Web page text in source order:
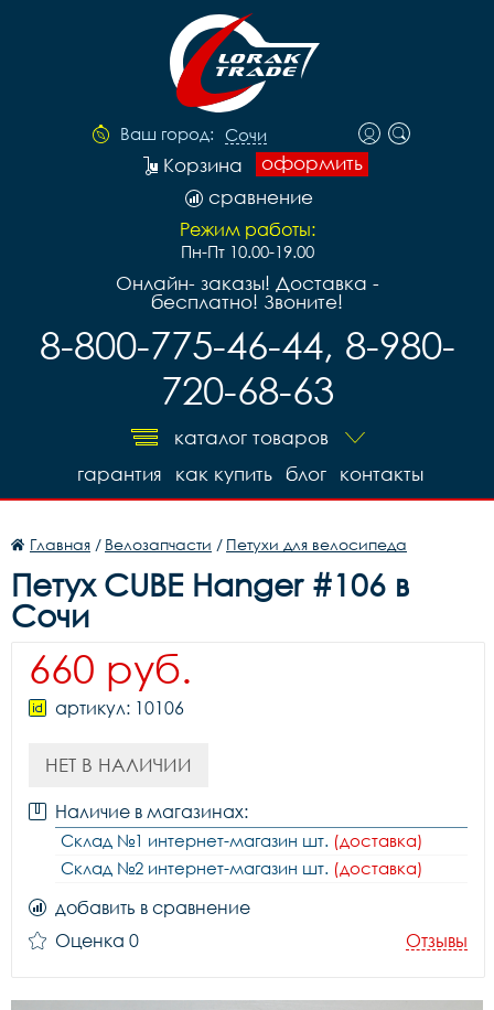
Ваш город: Сочи
оформить
Корзина
сравнение
Режим работы:
Пн-Пт 10.00-19.00
Онлайн- заказы! Доставка -
бесплатно! Звоните!
8-800-775-46-44, 8-980-
720-68-63
каталог товаров
контакты
блог
как купить
гарантия
Главная / Велозапчасти / Петухи для велосипеда
Петух CUBE Hanger #106 в
Сочи
660 руб.
артикул: 10106
НЕТ В НАЛИЧИИ
Наличие в магазинах:
Склад №1 интернет-магазин шт. (доставка)
Склад №2 интернет-магазин шт. (доставка)
добавить в сравнение
Оценка 0
Отзывы